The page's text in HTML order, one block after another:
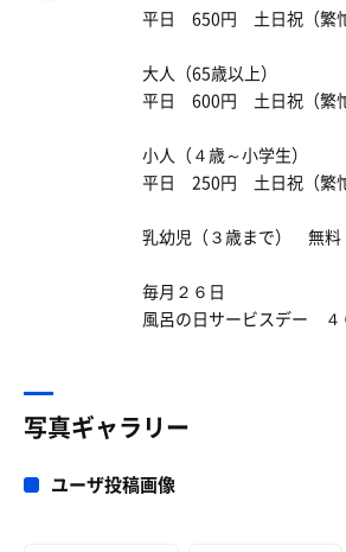
平日 650円 土日祝（繁
大人（65歳以上）
平日 600円 土日祝（繁
小人（４歳～小学生）
平日 250円 土日祝（繁
乳幼児（３歳まで） 無料
毎月２６日
風呂の日サービスデー ４
写真ギャラリー
ユーザ投稿画像